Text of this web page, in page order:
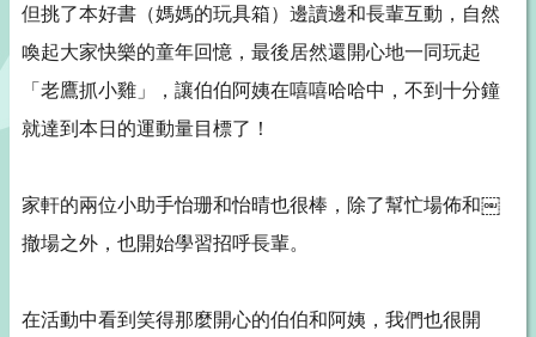
但挑了本好書（媽媽的玩具箱）邊讀邊和長輩互動，自然
喚起大家快樂的童年回憶，最後居然還開心地一同玩起
「老鷹抓小雞」，讓伯伯阿姨在嘻嘻哈哈中，不到十分鐘
就達到本日的運動量目標了！
家軒的兩位小助手怡珊和怡晴也很棒，除了幫忙場佈和￼
撤場之外，也開始學習招呼長輩。
在活動中看到笑得那麼開心的伯伯和阿姨，我們也很開